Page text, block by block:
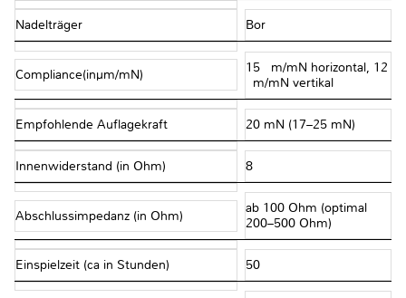
Nadelträger Bor
Compliance(inµm/mN)
15 μm/mN horizontal, 12
μm/mN vertikal
Empfohlende Auflagekraft 20 mN (17–25 mN)
Innenwiderstand (in Ohm) 8
Abschlussimpedanz (in Ohm)
ab 100 Ohm (optimal
200–500 Ohm)
Einspielzeit (ca in Stunden) 50